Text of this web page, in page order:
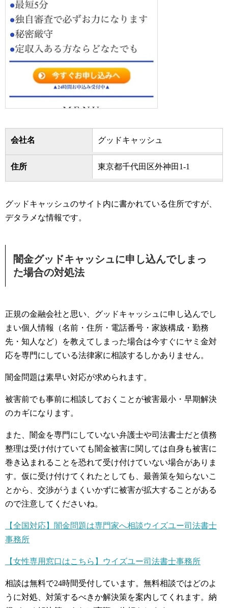
会社名 グッドキャッシュ
住所 東京都千代田区外神田1-1
グッドキャッシュのサイト内に書かれている住所ですが、
デタラメな情報です。
闇金グッドキャッシュに申し込んでしまっ
た場合の対処法
正規の金融会社と思い、グッドキャッシュに申し込んでし
まい個人情報（名前・住所・電話番号・家族構成・勤務
先・知人など）を教えてしまった場合は今すぐにヤミ金対
応を専門にしている法律家に相談するしかありません。
闇金問題は素早い対応が求められます。
被害前でも事前に相談しておくことが被害最小・早期解決
のカギになります。
また、闇金を専門にしていない弁護士や司法書士だと債務
整理は受け付けていても闇金被害に関しては自身も被害に
巻き込まれることを恐れて受け付けていない場合がありま
す。仮に受け付けてくれたとしても、最善策を知らないこ
とから、交渉がうまくいかずに被害が拡大することがある
ので注意してくださいね。
【全国対応】闇金問題は専門家へ相談ウイズユー司法書士
事務所
【女性専用窓口はこちら】ウイズユー司法書士事務所
相談は無料で24時間受付しています。無料相談ではどのよ
うに対処、対策するべきか解決策を案内してくれます。納